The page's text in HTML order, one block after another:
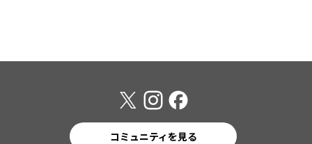
コミュニティを見る